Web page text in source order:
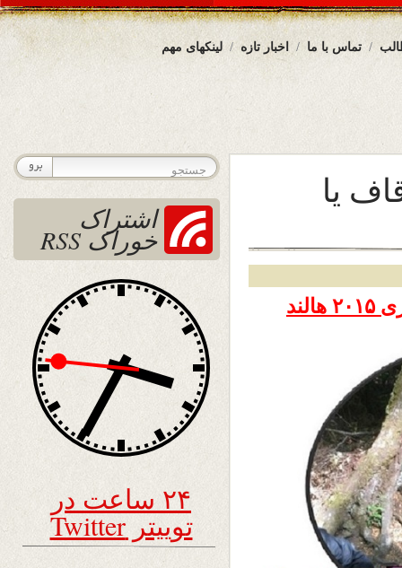
لینکهای مهم اخبار تازه تماس با ما
یا
اشتراک
خوراک RSS
۲۴ ساعت در
توییتر Twitter